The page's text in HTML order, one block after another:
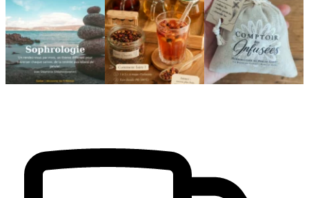
🌿 Cinq mois, cinq façons
de souffler
...
8 1
Deux visages, une même
philosophie 🌿
Le...
11 0
🎁 L`attention qui fait
plaisir — et qui vous...
24 2